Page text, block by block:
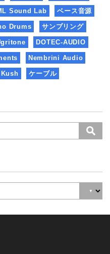
Sound Lab ベース音源
Drums サンプリング
DOTEC-AUDIO
Nembrini Audio
Kush ケーブル